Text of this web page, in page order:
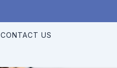
CONTACT US